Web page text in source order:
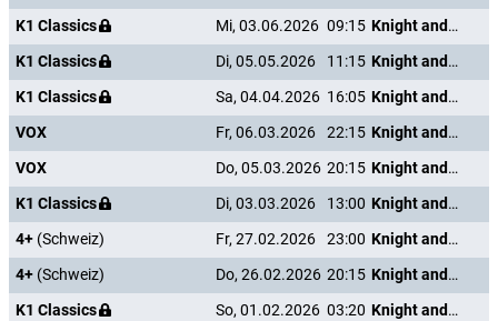
K1 Classics
Mi, 03.06.2026 09:15
Knight and Day
K1 Classics
Di, 05.05.2026 11:15
Knight and Day
K1 Classics
Sa, 04.04.2026 16:05
Knight and Day
VOX
Fr, 06.03.2026 22:15
Knight and Day
VOX
Do, 05.03.2026 20:15
Knight and Day
K1 Classics
Di, 03.03.2026 13:00
Knight and Day
4+ (Schweiz) Fr, 27.02.2026 23:00
Knight and Day
4+ (Schweiz) Do, 26.02.2026 20:15
Knight and Day
K1 Classics
So, 01.02.2026 03:20
Knight and Day